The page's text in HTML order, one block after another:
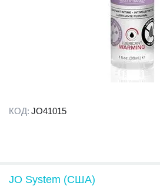
КОД: JO41015
JO System (США)